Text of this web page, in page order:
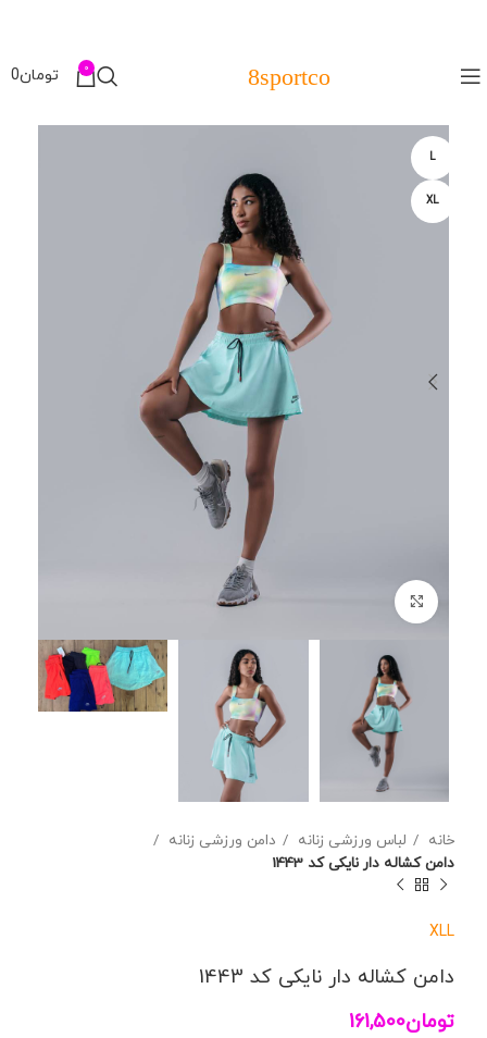
8sportco
0 تومان0
L
XL
برای بزرگنمایی کلیک کنید
خانه لباس ورزشی زنانه
دامن ورزشی زنانه
دامن کشاله دار نایکی کد 1443
L
XL
دامن کشاله دار نایکی کد 1443
تومان161,500